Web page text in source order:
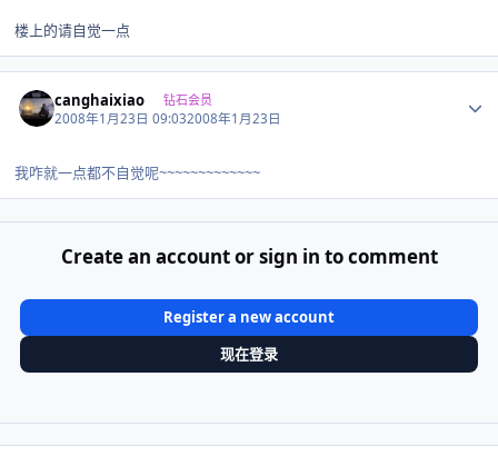
楼上的请自觉一点
canghaixiao 钻石会员
2008年1月23日 09:032008年1月23日
我咋就一点都不自觉呢~~~~~~~~~~~~~
Create an account or sign in to comment
Register a new account
现在登录